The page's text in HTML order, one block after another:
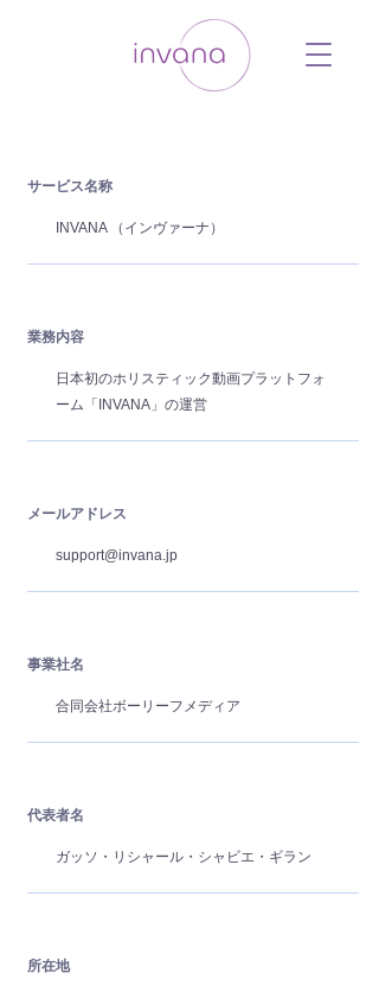
ガ 瞑想 栄養 医学 レッスン レクチャ
ー ​ストレス 免疫力 睡眠 メンタルヘル
サービス名称
INVANA （インヴァーナ）
業務内容
日本初のホリスティック動画プラットフォ
ーム「INVANA」の運営
メールアドレス
support@invana.jp
事業社名
合同会社ボーリーフメディア
代表者名
ガッソ・リシャール・シャビエ・ギラン
所在地